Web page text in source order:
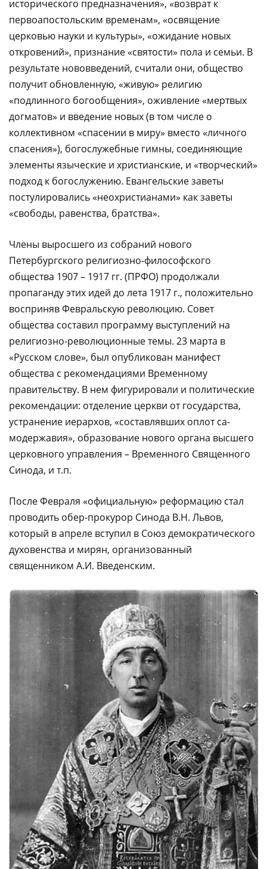
исторического предназначения», «возврат к
первоапостольским временам», «освящение
церковью науки и культуры», «ожидание новых
откровений», признание «святости» пола и семьи. В
результате нововведений, считали они, общество
получит обновленную, «живую» религию
«подлинного богообщения», оживление «мертвых
догматов» и введение новых (в том числе о
коллективном «спасении в миру» вместо «личного
спасения»), богослужебные гимны, соединяющие
элементы языческие и христианские, и «творческий»
подход к богослужению. Евангельские заветы
постулировались «неохристианами» как заветы
«свободы, равенства, братства».
Члены выросшего из собраний нового
Петербургского религиозно-философского
общества 1907 – 1917 гг. (ПРФО) продолжали
пропаганду этих идей до лета 1917 г., положительно
восприняв Февральскую революцию. Совет
общества составил программу выступлений на
религиозно-революционные темы. 23 марта в
«Русском слове», был опубликован манифест
общества с рекомендациями Временному
правительству. В нем фигурировали и политические
рекомендации: отделение церкви от государства,
устранение иерархов, «составлявших оплот са­
модержавия», образование нового органа высшего
церковного управления – Временного Священного
Синода, и т.п.
После Февраля «официальную» реформацию стал
проводить обер-прокурор Синода В.Н. Львов,
который в апреле вступил в Союз демократического
духовенства и мирян, организованный
священником А.И. Введенским.